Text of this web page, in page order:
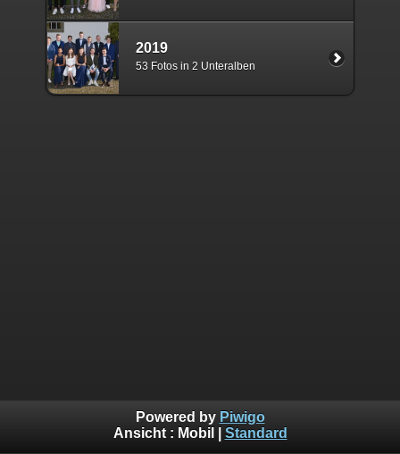
2019
53 Fotos in 2 Unteralben
Powered by Piwigo
Ansicht : Mobil Standard